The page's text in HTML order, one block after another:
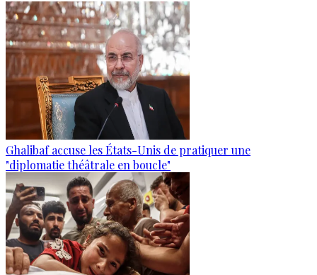
Ghalibaf accuse les États-Unis de pratiquer une
"diplomatie théâtrale en boucle"